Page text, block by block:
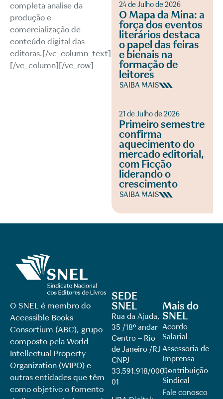
completa analise da
produção e
comercialização de
conteúdo digital das
editoras.[/vc_column_text]
[/vc_column][/vc_row]
24 de Julho de 2026
O Mapa da Mina: a
força dos eventos
literários destaca
o papel das feiras
e bienais na
formação de
leitores
SAIBA MAIS
21 de Julho de 2026
Primeiro semestre
confirma
aquecimento do
mercado editorial,
com Ficção
liderando o
crescimento
SAIBA MAIS
O SNEL é membro do
Accessible Books
Consortium (ABC), grupo
composto pela World
Intellectual Property
Organization (WIPO) e
outras entidades que têm
como objetivo o fomento
SEDE
SNEL
Rua da Ajuda,
35 /18º andar
Centro – Rio
de Janeiro /RJ
CNPJ
33.591.918/0001-
01
Mais do
SNEL
Acordo
Salarial
Assessoria de
Imprensa
Contribuição
Sindical
Fale conosco